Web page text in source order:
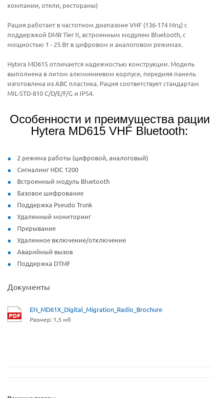
компании, отели, рестораны)
Рация работает в частотном диапазоне VHF (136-174 Мгц) с
поддержкой DMR Tier II, встроенным модулем Bluetooth, с
мощностью 1 - 25 Вт в цифровом и аналоговом режимах.
Hytera MD615 отличается надежностью конструкции. Модель
выполнена в литом алюминиевом корпусе, передняя панель
изготовлена из ABC пластика. Рация соответствует стандартам
MIL-STD-810 C/D/E/F/G и IP54.
Особенности и преимущества рации
Hytera MD615 VHF Bluetooth:
2 режима работы (цифровой, аналоговый)
Сигналинг HDC 1200
Встроенный модуль Bluetooth
Базовое шифрование
Поддержка Pseudo Trunk
Удаленный мониторинг
Прерывание
Удаленное включение/отключение
Аварийный вызов
Поддержка DTMF
Документы
EN_MD61X_Digital_Migration_Radio_Brochure
Размер: 1,5 мб